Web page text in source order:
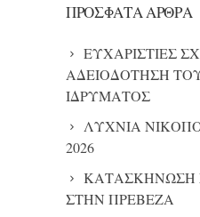
ΠΡΌΣΦΑΤΑ ΆΡΘΡΑ
ΕΥΧΑΡΙΣΤΙΕΣ
ΑΔΕΙΟΔΟΤΗΣΗ
ΙΔΡΥΜΑΤΟΣ
ΛΥΧΝΙΑ
2026
ΚΑΤΑΣΚΗΝΩΣΗ
ΣΤΗΝ ΠΡΕΒΕΖΑ